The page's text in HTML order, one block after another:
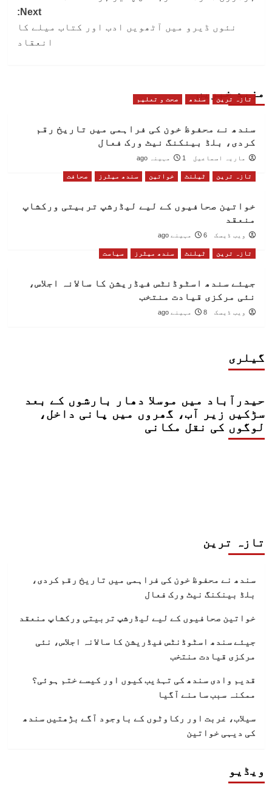
Next:
نئوں ڈیرو میں آٹھویں ادب اور کتاب میلے کا
انعقاد
مزید خبریں
تازہ ترین سندھ صحت و تعلیم
سندھ نے محفوظ خون کی فراہمی میں تاریخ رقم
کردی، بلڈ بینکنگ نیٹ ورک فعال
ماریہ اسماعیل 1 مہینہ ago
تازہ ترین ٹیلنٹ خواتین سندھ میٹرز صحافت
خواتین صحافیوں کے لیے لیڈرشپ تربیتی ورکشاپ
منعقد
ویب ڈیسک 6 مہینے ago
تازہ ترین ٹیلنٹ سندھ میٹرز سیاست
جیئے سندھ اسٹوڈنٹس فیڈریشن کا سالانہ اجلاس،
نئی مرکزی قیادت منتخب
ویب ڈیسک 8 مہینے ago
گیلری
حیدرآباد میں موسلا دھار بارشوں کے بعد
سڑکیں زیر آب، گھروں میں پانی داخل،
لوگوں کی نقل مکانی
تازہ ترین
سندھ نے محفوظ خون کی فراہمی میں تاریخ رقم کردی،
بلڈ بینکنگ نیٹ ورک فعال
خواتین صحافیوں کے لیے لیڈرشپ تربیتی ورکشاپ منعقد
جیئے سندھ اسٹوڈنٹس فیڈریشن کا سالانہ اجلاس، نئی
مرکزی قیادت منتخب
قدیم وادی سندھ کی تہذیب کیوں اور کیسے ختم ہوئی؟
ممکنہ سبب سامنے آگیا
سیلاب، غربت اور رکاوٹوں کے باوجود آگے بڑھتیں سندھ
کی دیہی خواتین
ویڈیو